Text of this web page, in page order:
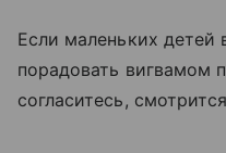
Если маленьких
порадовать вигвамом
согласитесь,